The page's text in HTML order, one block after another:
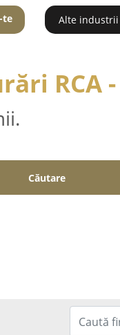
te Alte industrii
RCA
Căutare